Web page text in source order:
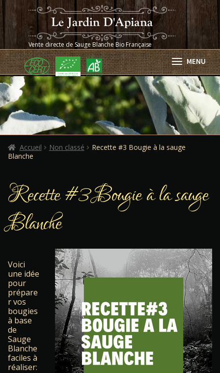
Aller
à
la
navigation
Aller
au
contenu
Vente directe de Sauge Blanche Bio Française
MENU
Accueil
Qui sommes-nous ?
La sauge blanche
Boutique
enfant
Livraison / Retour
Nous contacter
Accueil Non classé
Recette #3 Bougie à la sauge
Blanche
Recette #3 Bougie à la sauge
Blanche
Voici
une idée
pour
prépare
r vos
bougies
à base
de
Sauge
Blanche
faciles à
réaliser: